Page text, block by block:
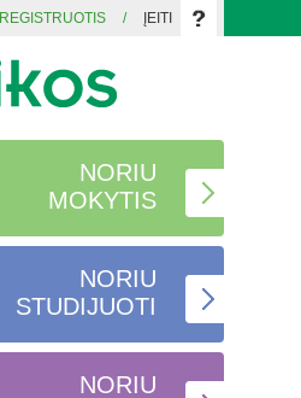
REGISTRUOTIS / ĮEITI
NORIU
MOKYTIS
NORIU
STUDIJUOTI
NORIU